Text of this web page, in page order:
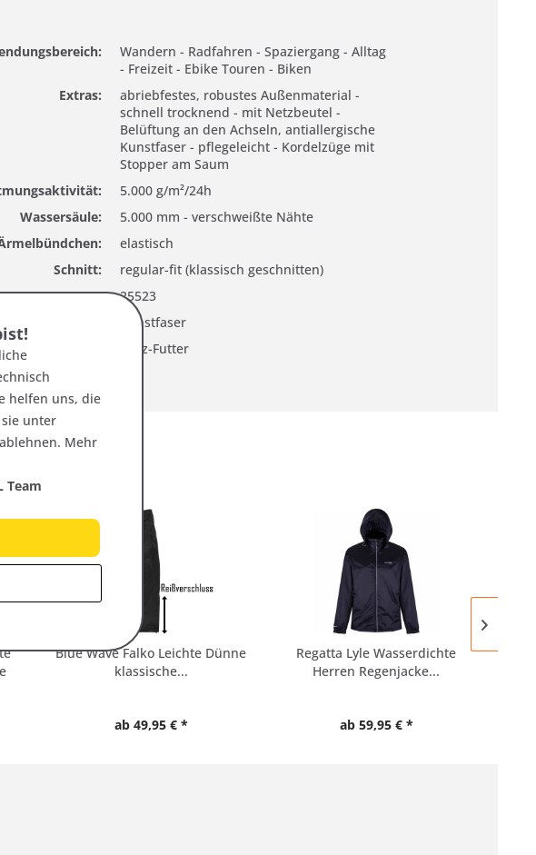
Wandern - Radfahren - Spaziergang - Alltag
- Freizeit - Ebike Touren - Biken
Extras:
abriebfestes, robustes Außenmaterial -
schnell trocknend - mit Netzbeutel -
Belüftung an den Achseln, antiallergische
Kunstfaser - pflegeleicht - Kordelzüge mit
Stopper am Saum
5.000 g/m²/24h
Wassersäule:
5.000 mm - verschweißte Nähte
elastisch
Schnitt:
regular-fit (klassisch geschnitten)
Art.Nr.:
25523
Kunstfaser
Netz-Futter
Blue Wave Falko Leichte Dünne
klassische...
ab 49,95 € *
Regatta Lyle Wasserdichte
Herren Regenjacke...
ab 59,95 € *
helfen uns, die
unter
Mehr
Team